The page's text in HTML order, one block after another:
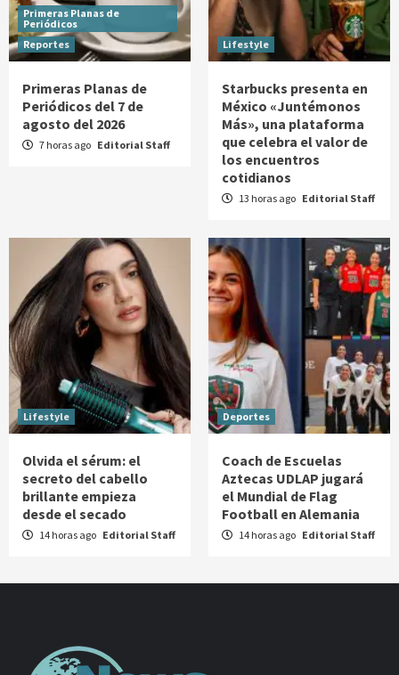
Primeras Planas de
Periódicos
Reportes
Primeras Planas de
Periódicos del 7 de
agosto del 2026
7 horas ago Editorial Staff
Lifestyle
Starbucks presenta en
México «Juntémonos
Más», una plataforma
que celebra el valor de
los encuentros
cotidianos
13 horas ago Editorial Staff
Lifestyle
Olvida el sérum: el
secreto del cabello
brillante empieza
desde el secado
14 horas ago Editorial Staff
Deportes
Coach de Escuelas
Aztecas UDLAP jugará
el Mundial de Flag
Football en Alemania
14 horas ago Editorial Staff